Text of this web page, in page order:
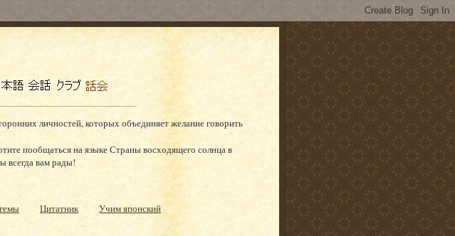
личностей, которых объединяет желание говорить
пообщаться на языке Страны восходящего солнца в
всегда вам рады!
Цитатник Учим японский